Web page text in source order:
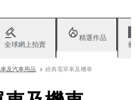
全球網上拍賣
精選作品
及汽車用品 經典電單車及機車